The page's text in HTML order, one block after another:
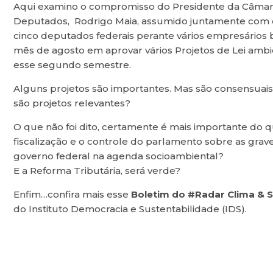
Aqui examino o compromisso do Presidente da
Deputados, Rodrigo Maia, assumido juntamente com
cinco deputados federais perante vários empresários
mês de agosto em aprovar vários Projetos de Lei
esse segundo semestre.
Alguns projetos são importantes. Mas são
são projetos relevantes?
O que não foi dito, certamente é mais importante do
fiscalização e o controle do parlamento sobre as
governo federal na agenda socioambiental?
E a Reforma Tributária, será verde?
Enfim…confira mais esse Boletim do #Radar Clima &
do Instituto Democracia e Sustentabilidade (IDS).